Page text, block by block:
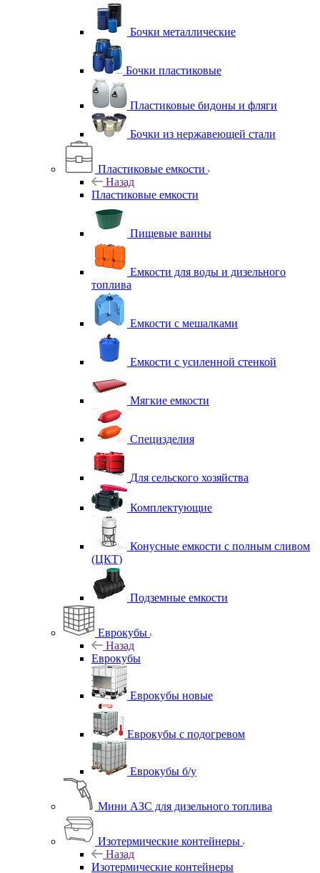
Бочки металлические
Бочки пластиковые
Пластиковые бидоны и фляги
Бочки из нержавеющей стали
Пластиковые емкости
Назад
Пластиковые емкости
Пищевые ванны
Емкости для воды и дизельного
топлива
Емкости с мешалками
Емкости с усиленной стенкой
Мягкие емкости
Специзделия
Для сельского хозяйства
Комплектующие
Конусные емкости с полным сливом
(ЦКТ)
Подземные емкости
Еврокубы
Назад
Еврокубы
Еврокубы новые
Еврокубы с подогревом
Еврокубы б/у
Мини АЗС для дизельного топлива
Изотермические контейнеры
Назад
Изотермические контейнеры